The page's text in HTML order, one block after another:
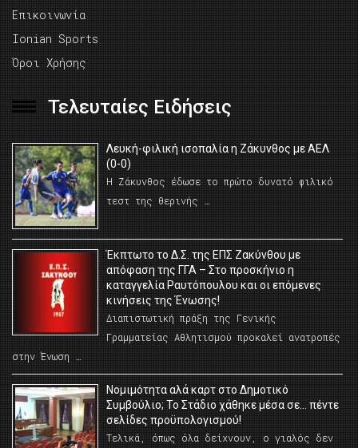
Επικοινωνία
Ionian Sports
Όροι Χρήσης
Τελευταίες Ειδήσεις
Λευκή-φιλική ισοπαλία η Ζάκυνθος με ΑΕΛ
(0-0)
Η Ζάκυνθος έδωσε το πρώτο δυνατό φιλικό
τεστ της θερινής …
Έκπτωτο το Δ.Σ. της ΕΠΣ Ζακύνθου με
απόφαση της ΓΓΑ – Στο προσκήνιο η
καταγγελία Ραυτόπουλου και οι επόμενες
κινήσεις της Ένωσης!
Διαπιστωτική πράξη της Γενικής
Γραμματείας Αθλητισμού προκαλεί ανατροπές
στην Ένωση …
Νομιμότητα αλά καρτ στο Δημοτικό
Συμβούλιο; Το Στάδιο χάθηκε μέσα σε… πέντε
σελίδες προϋπολογισμού!
Τελικά, όπως όλα δείχνουν, ο γιαλός δεν